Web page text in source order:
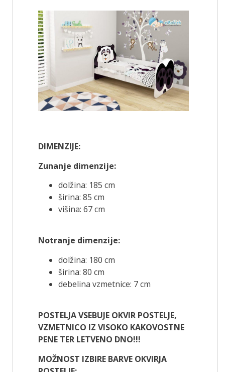
DIMENZIJE:
Zunanje dimenzije:
dolžina: 185 cm
širina: 85 cm
višina: 67 cm
Notranje dimenzije:
dolžina: 180 cm
širina: 80 cm
debelina vzmetnice: 7 cm
POSTELJA VSEBUJE OKVIR POSTELJE,
VZMETNICO IZ VISOKO KAKOVOSTNE
PENE TER LETVENO DNO!!!
MOŽNOST IZBIRE BARVE OKVIRJA